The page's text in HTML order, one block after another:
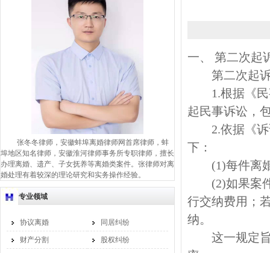
张冬冬律师，安徽蚌埠离婚律师网首席律师，蚌
埠地区知名律师，安徽淮河律师事务所专职律师，擅长
办理离婚、遗产、子女抚养等离婚类案件。张律师对离
婚处理有着较深的理论研究和实务操作经验。
专业领域
协议离婚 同居纠纷
财产分割 股权纠纷
一、 第二次起
第二次起诉
1.根据《民
起民事诉讼，
2.依据《诉
下：
(1)每件离婚
(2)如果案件
行交纳费用；
纳。
这一规定旨